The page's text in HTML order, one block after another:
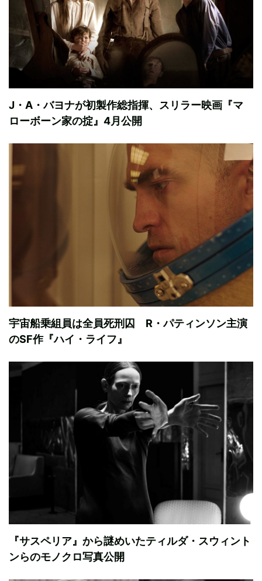
J・A・バヨナが初製作総指揮、スリラー映画『マ
ローボーン家の掟』4月公開
宇宙船乗組員は全員死刑囚 R・パティンソン主演
のSF作『ハイ・ライフ』
『サスペリア』から謎めいたティルダ・スウィント
ンらのモノクロ写真公開